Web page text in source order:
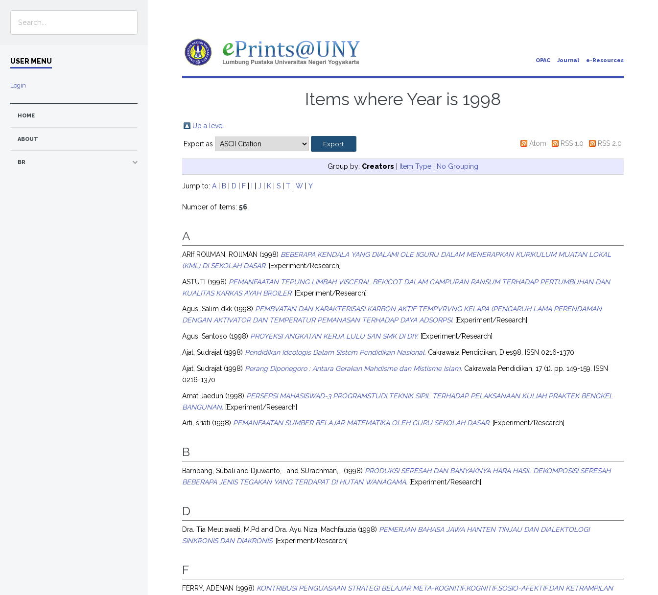
OPAC Journal e-Resources
Items where Year is 1998
Up a level
Export as Atom RSS 1.0 RSS 2.0
Group by: Creators | Item Type | No Grouping
Jump to:A | B | D | F | I | J | K |S |T |W |Y
Number of items:56
A
ARIf ROllMAN, ROllMAN (1998) BEBERAPA KENDALA YANG DIALAMI OLE IIGURU DALAM MENERAPKAN KURIKULUM MUATAN LOKAL
(KML) DI SEKOLAH DASAR. [Experiment/Research]
ASTUTI (1998) PEMANFAATAN TEPUNG LIMBAH VISCERAL BEKICOT DALAM CAMPURAN RANSUM TERHADAP PERTUMBUHAN DAN
KUALITAS KARKAS AYAH BROILER. [Experiment/Research]
Agus, Salim dkk (1998) PEMBVATAN DAN KARAKTERISASI KARBON AKTIF TEMPVRVNG KELAPA (PENGARUH LAMA PERENDAMAN
DENGAN AKTIVATOR DAN TEMPERATUR PEMANASAN TERHADAP DAYA ADSORPSI. [Experiment/Research]
Agus, Santoso (1998) PROYEKSI ANGKATAN KERJA LULU SAN SMK DI DIY. [Experiment/Research]
Ajat, Sudrajat (1998) Pendidikan Ideologis Dalam Sistem Pendidikan Nasional. Cakrawala Pendidikan, Dies98. ISSN 0216-1370
Ajat, Sudrajat (1998) Perang Diponegoro : Antara Gerakan Mahdisme dan Mistisme Islam. Cakrawala Pendidikan, 17 (1). pp. 149-159. ISSN
0216-1370
Amat Jaedun (1998) PERSEPSI MAHASISWAD-3 PROGRAMSTUDI TEKNIK SIPIL TERHADAP PELAKSANAAN KULIAH PRAKTEK BENGKEL
BANGUNAN. [Experiment/Research]
Arti, sriati (1998) PEMANFAATAN SUMBER BELAJAR MATEMATIKA OLEH GURU SEKOLAH DASAR. [Experiment/Research]
B
Barnbang, Subali and Djuwanto, . andSUrachman, . (1998) PRODUKSI SERESAH DAN BANYAKNYA HARA HASIL DEKOMPOSISI SERESAH
BEBERAPA JENIS TEGAKAN YANG TERDAPAT DI HUTAN WANAGAMA. [Experiment/Research]
D
Dra. Tia Meutiawati, M.Pd and Dra. Ayu Niza, Machfauzia (1998) PEMERJAN BAHASA JAWA HANTEN TINJAU DAN DIALEKTOLOGI
SINKRONIS DAN DIAKRONIS. [Experiment/Research]
F
FERRY, ADENAN (1998) KONTRIBUSI PENGUASAAN STRATEGI BELAJAR META-KOGNITIF,KOGNITIF,SOSIO-AFEKTIF,DAN KETRAMPILAN
USER MENU
Login
HOME
ABOUT
BR